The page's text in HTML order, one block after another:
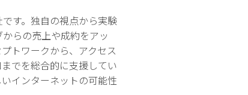
す。独自の視点から実験
らの売上や成約をアッ
トワークから、アクセス
でを総合的に支援してい
インターネットの可能性